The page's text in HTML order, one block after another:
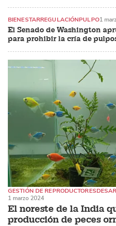
El Senado de Washington
para prohibir la cría de
BIENESTARREGULACIÓNPULPO1
El noreste de la India
producción de peces
GESTIÓN DE REPRODUCTORES
PECES DE AGUA DULCE
1 marzo 2024